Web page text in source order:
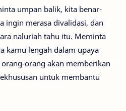
umpan balik, kita benar-
ingin merasa divalidasi, dan
naluriah tahu itu. Meminta
kamu lengah dalam upaya
orang akan memberikan
untuk membantu